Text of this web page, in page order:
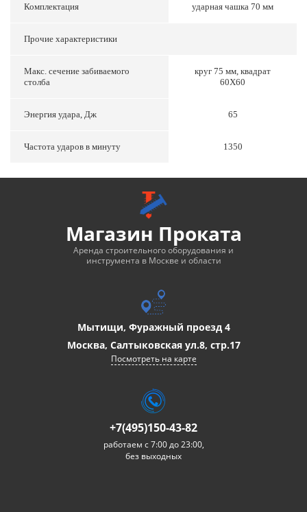
Комплектация ударная чашка 70 мм
Прочие характеристики
Макс. сечение забиваемого
столба
круг 75 мм, квадрат
60Х60
Энергия удара, Дж 65
Частота ударов в минуту 1350
Магазин Проката
Аренда строительного оборудования и
инструмента в Москве и области
Мытищи, Фуражный проезд 4
Москва, Салтыковская ул.8, стр.17
Посмотреть на карте
+7(495)150-43-82
работаем с 7:00 до 23:00,
без выходных